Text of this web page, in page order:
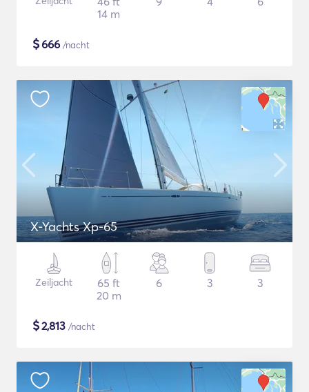
14 m
$666 /nacht
X-Yachts Xp-65
Zeiljacht
65 ft
20 m
6 3 3
$2,813 /nacht